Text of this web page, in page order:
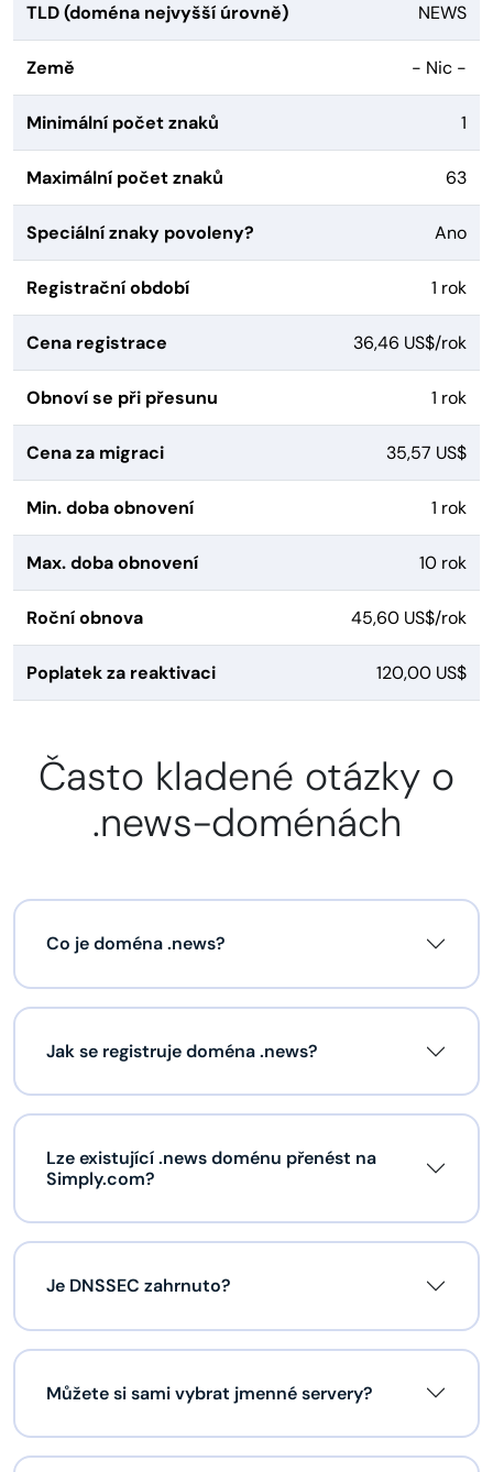
TLD (doména nejvyšší úrovně) NEWS
Země - Nic -
Minimální počet znaků 1
Maximální počet znaků 63
Speciální znaky povoleny? Ano
Registrační období 1 rok
Cena registrace 36,46 US$/rok
Obnoví se při přesunu 1 rok
Cena za migraci 35,57 US$
Min. doba obnovení 1 rok
Max. doba obnovení 10 rok
Roční obnova 45,60 US$/rok
Poplatek za reaktivaci 120,00 US$
Často kladené otázky o
.news-doménách
Co je doména .news?
Jak se registruje doména .news?
Lze existující .news doménu přenést na
Simply.com?
Je DNSSEC zahrnuto?
Můžete si sami vybrat jmenné servery?